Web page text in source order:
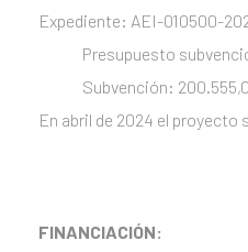
Expediente: AEI-010500-
Presupuesto
Subvención:
En abril de 2024 el proyecto
FINANCIACIÓN: